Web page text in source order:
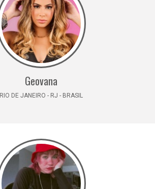
Geovana
RIO DE JANEIRO - RJ - BRASIL